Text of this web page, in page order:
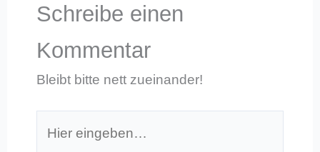
Schreibe einen
Kommentar
Bleibt bitte nett zueinander!
eingeben…